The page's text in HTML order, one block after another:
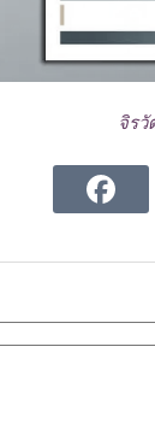
จิร